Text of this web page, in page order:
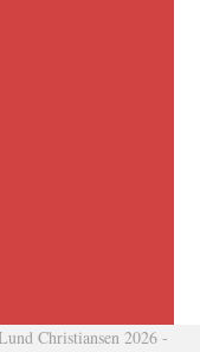
Christiansen 2026 -